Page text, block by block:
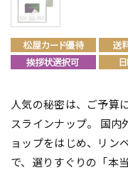
人気の秘密は、ご予算
スラインナップ。 国内
ョップをはじめ、リン
で、選りすぐりの「本